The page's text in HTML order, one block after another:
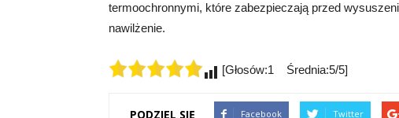
termoochronnymi, które zabezpieczają przed
nawilżenie.
[Głosów:1 Średnia:5/5]
PODZIEL SIĘ Facebook Twitter